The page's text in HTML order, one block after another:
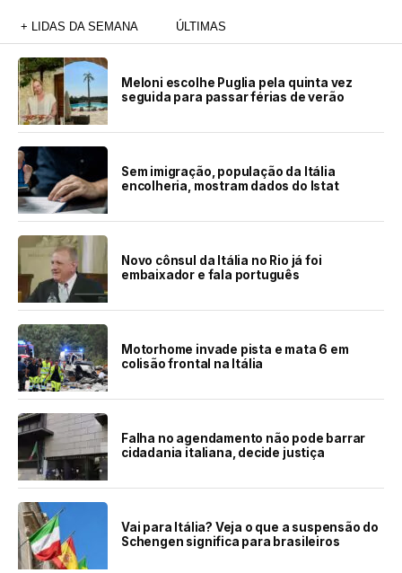
+ LIDAS DA SEMANA ÚLTIMAS
Meloni escolhe Puglia pela quinta vez
seguida para passar férias de verão
Sem imigração, população da Itália
encolheria, mostram dados do Istat
Novo cônsul da Itália no Rio já foi
embaixador e fala português
Motorhome invade pista e mata 6 em
colisão frontal na Itália
Falha no agendamento não pode barrar
cidadania italiana, decide justiça
Vai para Itália? Veja o que a suspensão do
Schengen significa para brasileiros